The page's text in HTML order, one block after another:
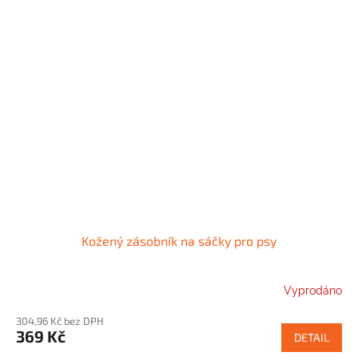
Kožený zásobník na sáčky pro psy
Vyprodáno
304,96 Kč bez DPH
369 Kč DETAIL